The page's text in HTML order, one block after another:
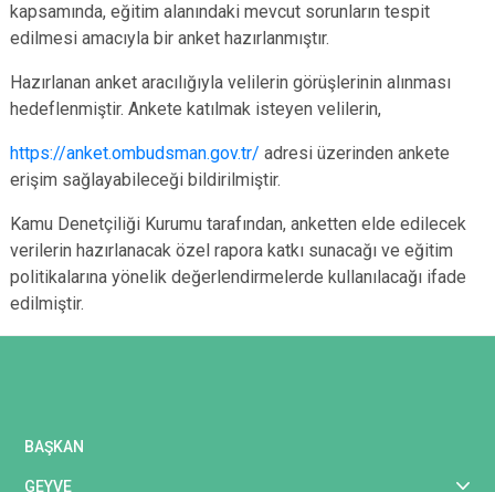
kapsamında, eğitim alanındaki mevcut sorunların tespit
edilmesi amacıyla bir anket hazırlanmıştır.
Hazırlanan anket aracılığıyla velilerin görüşlerinin alınması
hedeflenmiştir. Ankete katılmak isteyen velilerin,
https://anket.ombudsman.gov.tr/ adresi üzerinden ankete
erişim sağlayabileceği bildirilmiştir.
Kamu Denetçiliği Kurumu tarafından, anketten elde edilecek
verilerin hazırlanacak özel rapora katkı sunacağı ve eğitim
politikalarına yönelik değerlendirmelerde kullanılacağı ifade
edilmiştir.
BAŞKAN
GEYVE